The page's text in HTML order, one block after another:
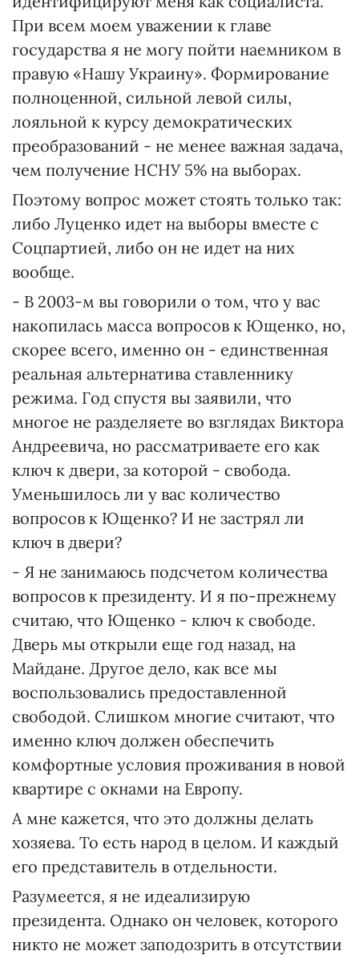
При всем моем уважении к главе
государства я не могу пойти наемником в
правую «Нашу Украину». Формирование
полноценной, сильной левой силы,
лояльной к курсу демократических
преобразований - не менее важная задача,
чем получение НСНУ 5% на выборах.
Поэтому вопрос может стоять только так:
либо Луценко идет на выборы вместе с
Соцпартией, либо он не идет на них
вообще.
- В 2003-м вы говорили о том, что у вас
накопилась масса вопросов к Ющенко, но,
скорее всего, именно он - единственная
реальная альтернатива ставленнику
режима. Год спустя вы заявили, что
многое не разделяете во взглядах Виктора
Андреевича, но рассматриваете его как
ключ к двери, за которой - свобода.
Уменьшилось ли у вас количество
вопросов к Ющенко? И не застрял ли
ключ в двери?
- Я не занимаюсь подсчетом количества
вопросов к президенту. И я по-прежнему
считаю, что Ющенко - ключ к свободе.
Дверь мы открыли еще год назад, на
Майдане. Другое дело, как все мы
воспользовались предоставленной
свободой. Слишком многие считают, что
именно ключ должен обеспечить
комфортные условия проживания в новой
квартире с окнами на Европу.
А мне кажется, что это должны делать
хозяева. То есть народ в целом. И каждый
его представитель в отдельности.
Разумеется, я не идеализирую
президента. Однако он человек, которого
никто не может заподозрить в отсутствии